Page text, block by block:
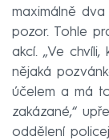
maximálně
pozor. Tohle
akcí. „Ve
nějaká
účelem a má
zakázané,“
oddělení